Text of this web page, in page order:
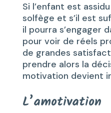
Si l’enfant est
solfège et s’il est
il pourra s’engager
pour voir de réels
de grandes
prendre alors la
motivation devient
L’amotivation